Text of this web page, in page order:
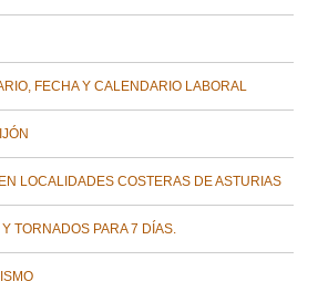
FECHA Y CALENDARIO LABORAL
LOCALIDADES COSTERAS DE ASTURIAS
TORNADOS PARA 7 DÍAS.